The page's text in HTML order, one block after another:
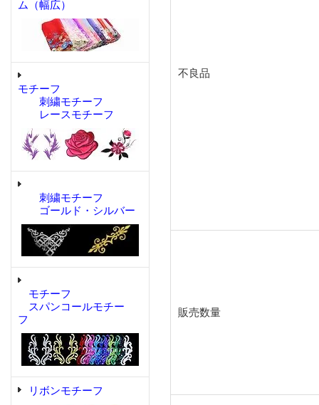
ム（幅広）
モチーフ
刺繍モチーフ
レースモチーフ
刺繍モチーフ
ゴールド・シルバー
モチーフ
スパンコールモチー
フ
リボンモチーフ
不良品
販売数量